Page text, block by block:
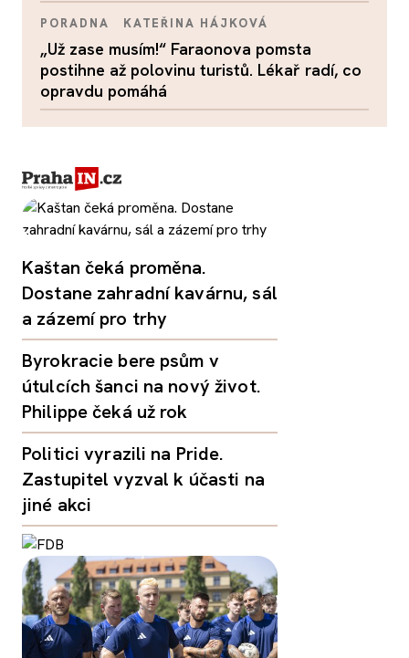
PORADNA KATEŘINA HÁJKOVÁ
„Už zase musím!“ Faraonova pomsta
postihne až polovinu turistů. Lékař radí, co
opravdu pomáhá
Kaštan čeká proměna.
Dostane zahradní kavárnu, sál
a zázemí pro trhy
Byrokracie bere psům v
útulcích šanci na nový život.
Philippe čeká už rok
Politici vyrazili na Pride.
Zastupitel vyzval k účasti na
jiné akci